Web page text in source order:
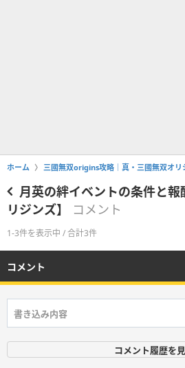
ホーム 三國無双origins攻略｜真・三國無双オリ
月英の絆イベントの条件と
リジンズ】
コメント
1-3件を表示中 / 合計3件
コメント
コメント履歴を